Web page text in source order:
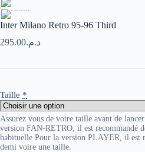
Inter Milano Retro 95-96 Third
د.م.295.00
Taille *
Assurez vous de votre taille avant de
version FAN-RETRO, il est recommandé
habituelle Pour la version PLAYER, il est
demi voire une taille.